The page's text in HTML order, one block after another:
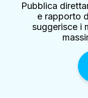
Pubblica
e rapporto
suggerisce i